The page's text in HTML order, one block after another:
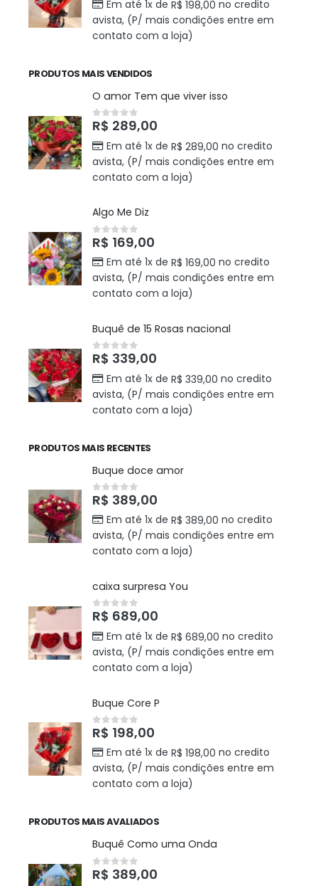
Em até 1x de R$ 198,00 no credito
avista, (P/ mais condições entre em
contato com a loja)
PRODUTOS MAIS VENDIDOS
O amor Tem que viver isso
0out of 5
R$ 289,00
Em até 1x de R$ 289,00 no credito
avista, (P/ mais condições entre em
contato com a loja)
Algo Me Diz
0out of 5
R$ 169,00
Em até 1x de R$ 169,00 no credito
avista, (P/ mais condições entre em
contato com a loja)
Buquê de 15 Rosas nacional
0out of 5
R$ 339,00
Em até 1x de R$ 339,00 no credito
avista, (P/ mais condições entre em
contato com a loja)
PRODUTOS MAIS RECENTES
Buque doce amor
0out of 5
R$ 389,00
Em até 1x de R$ 389,00 no credito
avista, (P/ mais condições entre em
contato com a loja)
caixa surpresa You
0out of 5
R$ 689,00
Em até 1x de R$ 689,00 no credito
avista, (P/ mais condições entre em
contato com a loja)
Buque Core P
0out of 5
R$ 198,00
Em até 1x de R$ 198,00 no credito
avista, (P/ mais condições entre em
contato com a loja)
PRODUTOS MAIS AVALIADOS
Buquê Como uma Onda
0out of 5
R$ 389,00